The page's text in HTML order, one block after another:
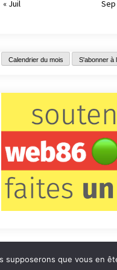
« Juil
Sep
Calendrier du mois S'abonner à
Qui sommes-nous ?
supposerons que vous en